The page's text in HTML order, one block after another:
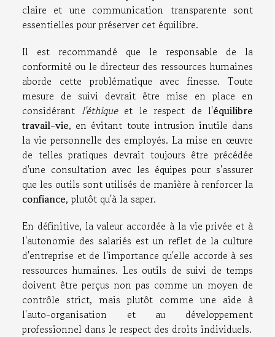
claire et une communication transparente sont
essentielles pour préserver cet équilibre.
Il est recommandé que le responsable de la
conformité ou le directeur des ressources humaines
aborde cette problématique avec finesse. Toute
mesure de suivi devrait être mise en place en
considérant l'éthiqueet le respect de l'équilibre
travail-vie, en évitant toute intrusion inutile dans
la vie personnelle des employés. La mise en œuvre
de telles pratiques devrait toujours être précédée
d'une consultation avec les équipes pour s'assurer
que les outils sont utilisés de manière à renforcer la
confiance, plutôt qu'à la saper.
En définitive, la valeur accordée à la vie privée et à
l'autonomie des salariés est un reflet de la culture
d'entreprise et de l'importance qu'elle accorde à ses
ressources humaines. Les outils de suivi de temps
doivent être perçus non pas comme un moyen de
contrôle strict, mais plutôt comme une aide à
l'auto-organisation et au développement
professionnel dans le respect des droits individuels.